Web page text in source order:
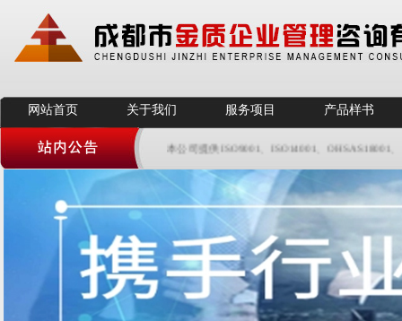
网站首页 关于我们 服务项目 产品样书
本公司提供ISO9001、ISO14001、OHSAS18001